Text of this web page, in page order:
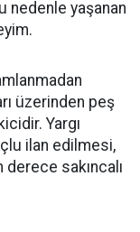
nedenle yaşanan
üzerinden peş
Yargı
ilan edilmesi,
sakıncalı